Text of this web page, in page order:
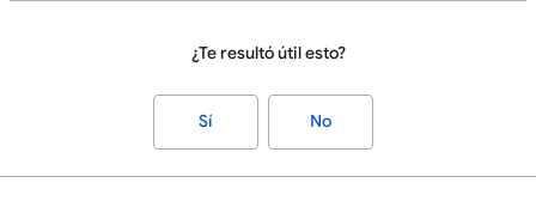
¿Te resultó útil esto?
Sí No